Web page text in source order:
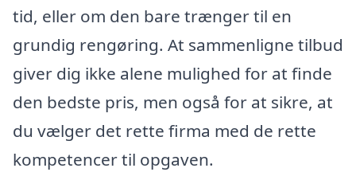
tid, eller om den bare trænger til en
grundig rengøring. At sammenligne tilbud
giver dig ikke alene mulighed for at finde
den bedste pris, men også for at sikre, at
du vælger det rette firma med de rette
kompetencer til opgaven.